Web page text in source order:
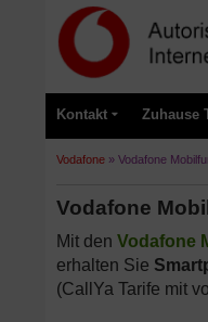
Kontakt Zuhause
Vodafone » Vodafone
Vodafone
Mit den Vodafone
erhalten Sie
(CallYa Tarife mit